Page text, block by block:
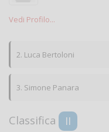
Vedi Profilo...
2. Luca Bertoloni
3. Simone Panara
Classifica II